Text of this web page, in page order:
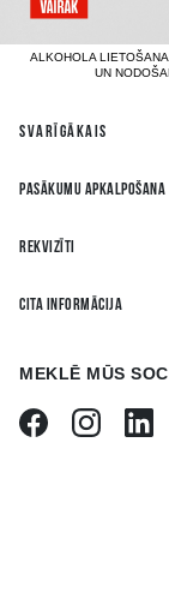
ALKOHOLA
UN
SVARĪGĀKAIS
PASĀKUMU APKALPOŠANA
REKVIZĪTI
CITA INFORMĀCIJA
MEKLĒ MŪS